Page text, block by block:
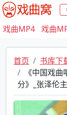
戏曲MP4 戏曲
首页
书库下
《中国戏
分》_张泽伦